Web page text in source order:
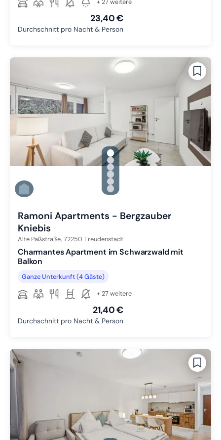
+ 27 weitere
23,40 €
Durchschnitt pro Nacht & Person
gallery.slide_selector
Zu Slide 1 wechseln
Zu Slide 2 wechseln
Zu Slide 3 wechseln
Zu Slide 4 wechseln
Zu Slide 5 wechseln
Zu Slide 6 wechseln
Ramoni Apartments - Bergzauber
Kniebis
Alte Paßstraße, 72250 Freudenstadt
Charmantes Apartment im Schwarzwald mit
Balkon
Ganze Unterkunft (4 Gäste)
+ 27 weitere
21,40 €
Durchschnitt pro Nacht & Person